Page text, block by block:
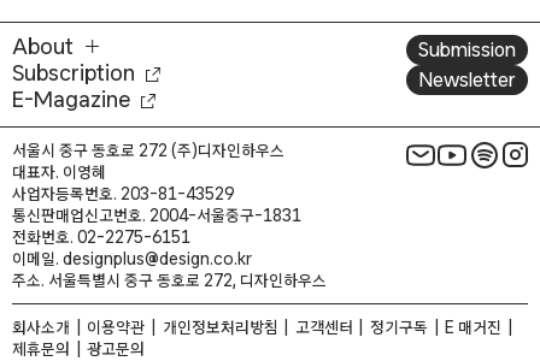
About
Subscription
E-Magazine
Submission
Newsletter
서울시 중구 동호로 272 (주)디자인하우스
대표자. 이영혜
사업자등록번호. 203-81-43529
통신판매업신고번호. 2004-서울중구-1831
전화번호. 02-2275-6151
이메일. designplus@design.co.kr
주소. 서울특별시 중구 동호로 272, 디자인하우스
회사소개 이용약관 개인정보처리방침 고객센터 정기구독
E 매거진
제휴문의
광고문의